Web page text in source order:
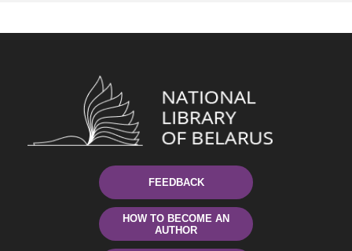
FEEDBACK
HOW TO BECOME AN
AUTHOR